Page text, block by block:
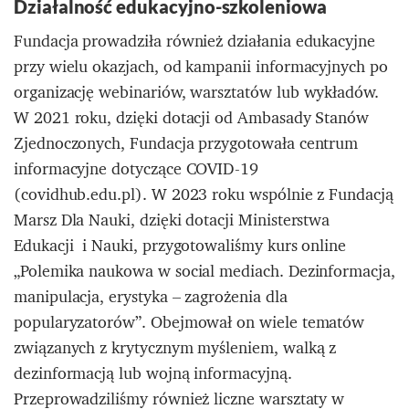
Działalność edukacyjno-szkoleniowa
Fundacja prowadziła również działania edukacyjne
przy wielu okazjach, od kampanii informacyjnych po
organizację webinariów, warsztatów lub wykładów.
W 2021 roku, dzięki dotacji od Ambasady Stanów
Zjednoczonych, Fundacja przygotowała centrum
informacyjne dotyczące COVID-19
(covidhub.edu.pl). W 2023 roku wspólnie z Fundacją
Marsz Dla Nauki, dzięki dotacji Ministerstwa
Edukacji i Nauki, przygotowaliśmy kurs online
„Polemika naukowa w social mediach. Dezinformacja,
manipulacja, erystyka – zagrożenia dla
popularyzatorów”. Obejmował on wiele tematów
związanych z krytycznym myśleniem, walką z
dezinformacją lub wojną informacyjną.
Przeprowadziliśmy również liczne warsztaty w